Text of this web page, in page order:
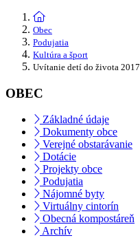
Obec
Podujatia
Kultúra a šport
Uvítanie detí do života 2017
OBEC
Základné údaje
Dokumenty obce
Verejné obstarávanie
Dotácie
Projekty obce
Podujatia
Nájomné byty
Virtuálny cintorín
Obecná kompostáreň
Archív